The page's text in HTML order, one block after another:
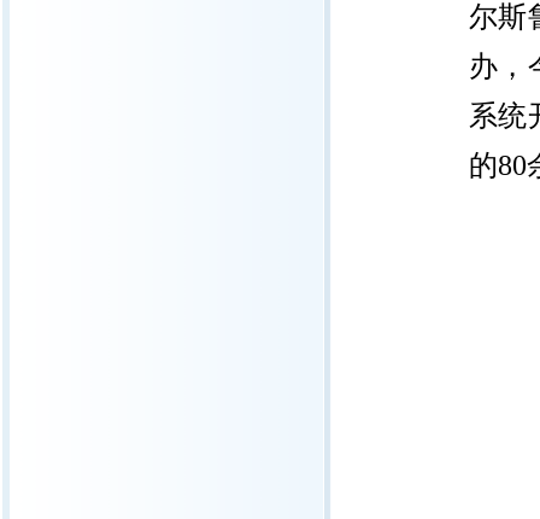
尔斯
办，
系统
的80